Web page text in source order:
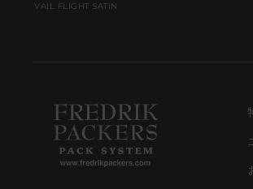
VAIL FLIGHT SATIN